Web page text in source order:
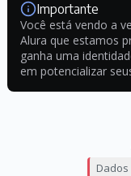
Importante
Você está vendo a
Alura que estamos
ganha uma
em potencializar
Dados